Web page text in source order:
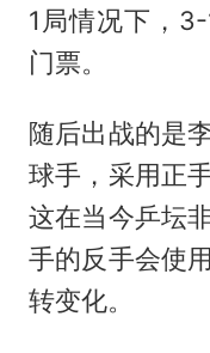
1局情况下，
门票。
随后出战的是
球手，采用正
这在当今乒坛
手的反手会使
转变化。